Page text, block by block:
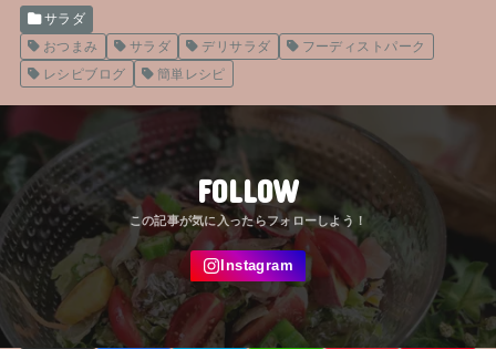
サラダ
おつまみ
サラダ デリサラダ
フーディストパーク
レシピブログ
簡単レシピ
FOLLOW